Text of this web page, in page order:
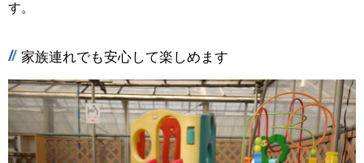
す。
家族連れでも安心して楽しめます